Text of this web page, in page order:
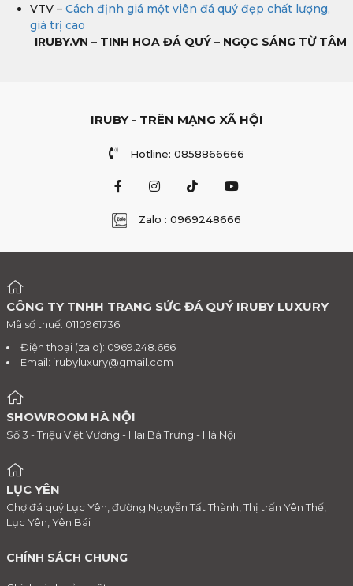
VTV – Cách định giá một viên đá quý đẹp chất lượng,
giá trị cao
IRUBY.VN – TINH HOA ĐÁ QUÝ – NGỌC SÁNG TỪ TÂM
IRUBY - TRÊN MẠNG XÃ HỘI
Hotline: 0858866666
Zalo : 0969248666
CÔNG TY TNHH TRANG SỨC ĐÁ QUÝ IRUBY LUXURY
Mã số thuế: 0110961736
Điện thoại (zalo): 0969.248.666
Email: irubyluxury@gmail.com
SHOWROOM HÀ NỘI
Số 3 - Triệu Việt Vương - Hai Bà Trưng - Hà Nội
LỤC YÊN
Chợ đá quý Lục Yên, đường Nguyễn Tất Thành, Thị trấn Yên Thế,
Lục Yên, Yên Bái
CHÍNH SÁCH CHUNG